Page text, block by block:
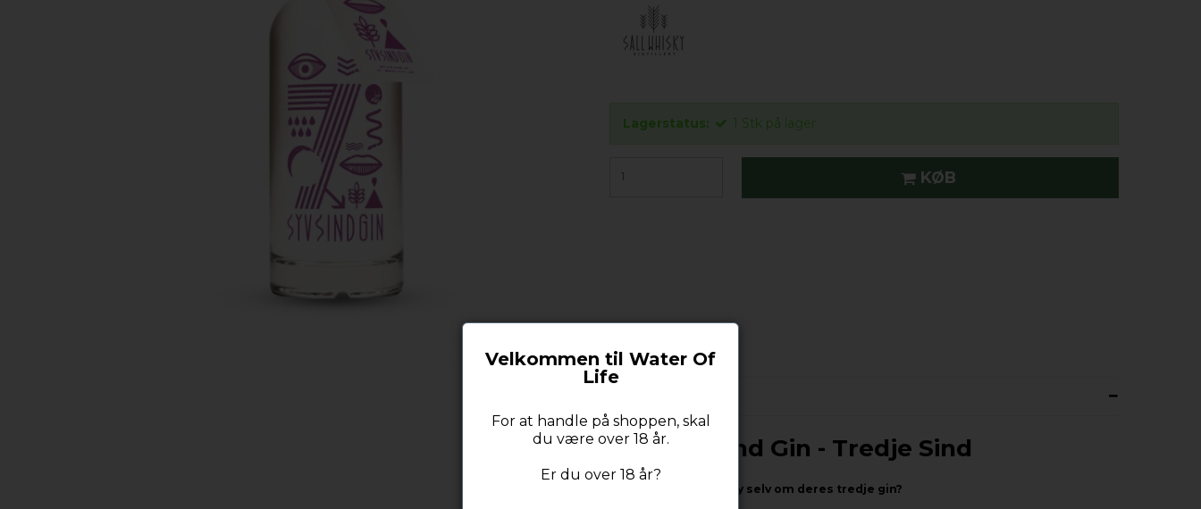
Lagerstatus: 1 Stk på lager
KØB
Om Syv Sind Gin - Tredje Sind
Hvad siger Sall whisky selv om deres tredje gin?
Velkommen til Water Of
Life
For at handle på shoppen, skal
du være over 18 år.
Er du over 18 år?